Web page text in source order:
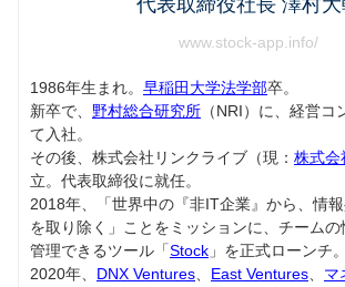
代表取締役社長 澤村大
www.stock-app.info/
1986年生まれ。 早稲田大学法学部卒。
新卒で、 野村総合研究所 （NRI）に、経営コ
て入社。
その後、株式会社リンクライブ（現： 株式会
立。代表取締役に就任。
2018年、「世界中の『非IT企業』から、情
を取り除く」ことをミッションに、チームの
管理できるツール「Stock 」を正式ローンチ。
2020年、 DNX Ventures East Ventures マ